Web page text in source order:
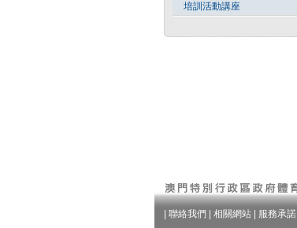
培訓活動講座
聯絡我們 相關網站 服務承諾